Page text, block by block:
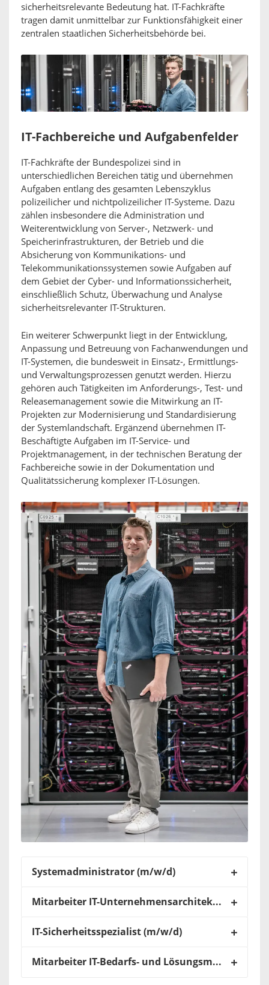
sicherheitsrelevante Bedeutung hat. IT-Fachkräfte
tragen damit unmittelbar zur Funktionsfähigkeit einer
zentralen staatlichen Sicherheitsbehörde bei.
IT-Fachbereiche und Aufgabenfelder
IT-Fachkräfte der Bundespolizei sind in
unterschiedlichen Bereichen tätig und übernehmen
Aufgaben entlang des gesamten Lebenszyklus
polizeilicher und nichtpolizeilicher IT-Systeme. Dazu
zählen insbesondere die Administration und
Weiterentwicklung von Server-, Netzwerk- und
Speicherinfrastrukturen, der Betrieb und die
Absicherung von Kommunikations- und
Telekommunikationssystemen sowie Aufgaben auf
dem Gebiet der Cyber- und Informationssicherheit,
einschließlich Schutz, Überwachung und Analyse
sicherheitsrelevanter IT-Strukturen.
Ein weiterer Schwerpunkt liegt in der Entwicklung,
Anpassung und Betreuung von Fachanwendungen und
IT-Systemen, die bundesweit in Einsatz-, Ermittlungs-
und Verwaltungsprozessen genutzt werden. Hierzu
gehören auch Tätigkeiten im Anforderungs-, Test- und
Releasemanagement sowie die Mitwirkung an IT-
Projekten zur Modernisierung und Standardisierung
der Systemlandschaft. Ergänzend übernehmen IT-
Beschäftigte Aufgaben im IT-Service- und
Projektmanagement, in der technischen Beratung der
Fachbereiche sowie in der Dokumentation und
Qualitätssicherung komplexer IT-Lösungen.
Systemadministrator (m/w/d)
Mitarbeiter IT-Unternehmensarchitektur (m/w/d)
IT-Sicherheitsspezialist (m/w/d)
Mitarbeiter IT-Bedarfs- und Lösungsmanagement (m/w/d)